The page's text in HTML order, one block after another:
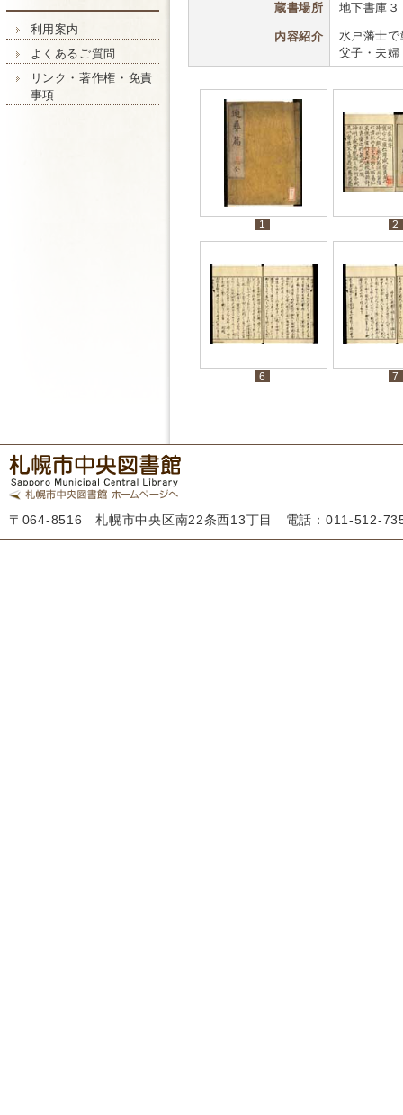
利用案内
よくあるご質問
リンク・著作権・免責
事項
蔵書場所 地下書庫３
内容紹介
水戸藩士
父子・夫
1 2
6 7
〒064-8516 札幌市中央区南22条西13丁目 電話：011-512-